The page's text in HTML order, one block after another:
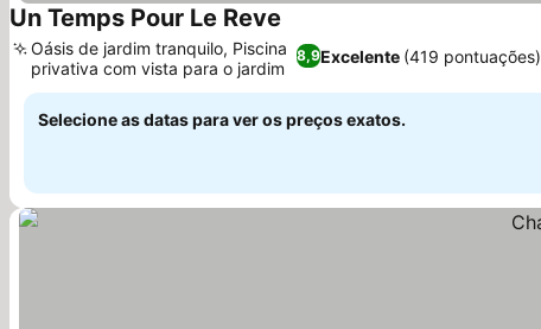
Un Temps Pour Le Reve
8,9Excelente (419 pontuações)
Oásis de jardim tranquilo, Piscina
privativa com vista para o jardim
Selecione as datas para ver os preços exatos.